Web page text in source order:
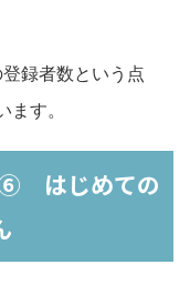
録者数という点
す。
はじめての